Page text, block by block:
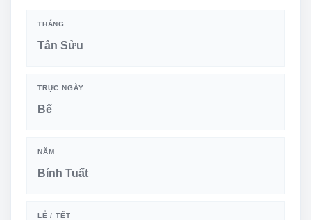
THÁNG
Tân Sửu
TRỰC NGÀY
Bế
NĂM
Bính Tuất
LỄ / TẾT